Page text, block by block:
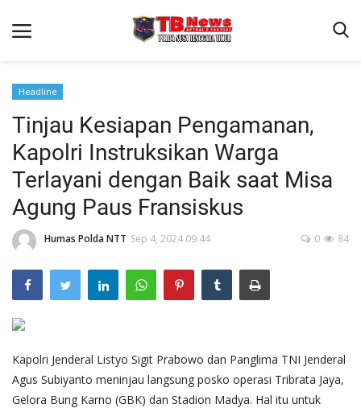
Beranda
Binkam
Terms & Conditions
Reskrim
Lantas
Polisi Kita
Mitra Polisi
Giat Ops
Link Polda NTT
Headline
Tinjau Kesiapan Pengamanan,
Kapolri Instruksikan Warga
Terlayani dengan Baik saat Misa
Agung Paus Fransiskus
Humas Polda NTT Sep 4, 2024 09:44 84
0
Kapolri Jenderal Listyo Sigit Prabowo dan Panglima TNI Jenderal
Agus Subiyanto meninjau langsung posko operasi Tribrata Jaya,
Gelora Bung Karno (GBK) dan Stadion Madya. Hal itu untuk